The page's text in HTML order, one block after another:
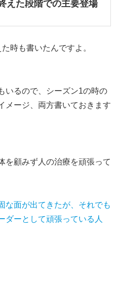
えた段階での主要登場
時も書いたんですよ。
いるので、シーズン1の時の
メージ、両方書いておきます
を顧みず人の治療を頑張って
面が出てきたが、それでも
ダーとして頑張っている人